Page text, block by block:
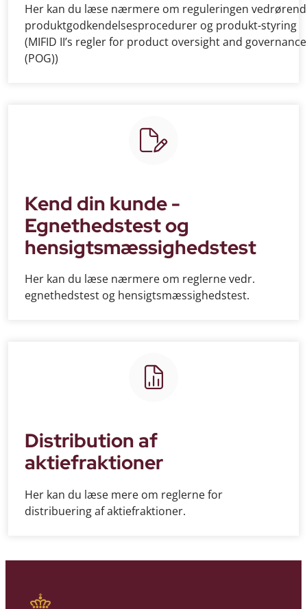
Her kan du læse nærmere om reguleringen
produktgodkendelsesprocedurer og produkt-styring
(MIFID II’s regler for product oversight and governance
(POG))
Kend din kunde -
Egnethedstest og
hensigtsmæssighedstest
Her kan du læse nærmere om reglerne vedr.
egnethedstest og hensigtsmæssighedstest.
Distribution af
aktiefraktioner
Her kan du læse mere om reglerne for
distribuering af aktiefraktioner.